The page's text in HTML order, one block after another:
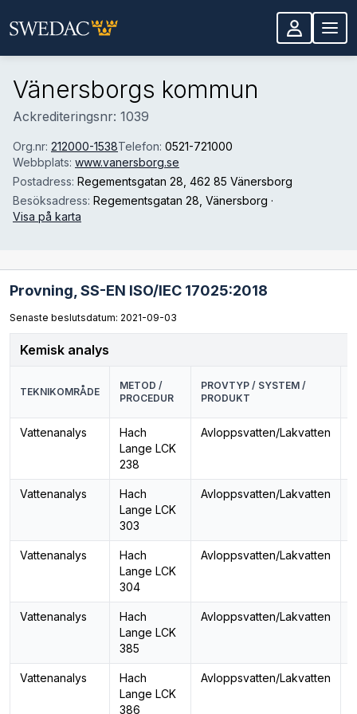
Vänersborgs kommun
Ackrediteringsnr: 1039
Org.nr: 212000-1538Telefon: 0521-721000
Webbplats: www.vanersborg.se
Postadress: Regementsgatan 28 , 462 85 Vänersborg
Besöksadress: Regementsgatan 28 , Vänersborg ·
Visa på karta
Provning, SS-EN ISO/IEC 17025:2018
Senaste beslutsdatum: 2021-09-03
Kemisk analys
TEKNIKOMRÅDE
METOD /
PROCEDUR
PROVTYP / SYSTEM /
PRODUKT
Vattenanalys
Hach
Lange LCK
238
Avloppsvatten/Lakvatten
Vattenanalys
Hach
Lange LCK
303
Avloppsvatten/Lakvatten
Vattenanalys
Hach
Lange LCK
304
Avloppsvatten/Lakvatten
Vattenanalys
Hach
Lange LCK
385
Avloppsvatten/Lakvatten
Vattenanalys
Hach
Lange LCK
386
Avloppsvatten/Lakvatten